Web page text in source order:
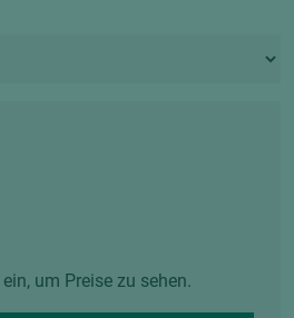
um Preise zu sehen.